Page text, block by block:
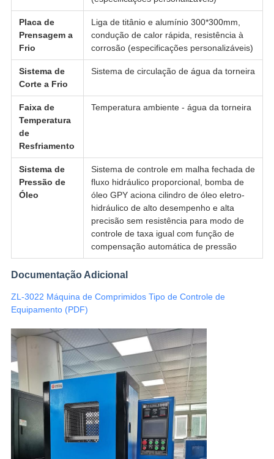
Placa de
Prensagem a
Frio
Liga de titânio e alumínio 300*300mm,
condução de calor rápida, resistência à
corrosão (especificações personalizáveis)
Sistema de
Corte a Frio
Sistema de circulação de água da torneira
Faixa de
Temperatura
de
Resfriamento
Temperatura ambiente - água da torneira
Sistema de
Pressão de
Óleo
Sistema de controle em malha fechada de
fluxo hidráulico proporcional, bomba de
óleo GPY aciona cilindro de óleo eletro-
hidráulico de alto desempenho e alta
precisão sem resistência para modo de
controle de taxa igual com função de
compensação automática de pressão
Documentação Adicional
ZL-3022 Máquina de Comprimidos Tipo de Controle de
Equipamento (PDF)